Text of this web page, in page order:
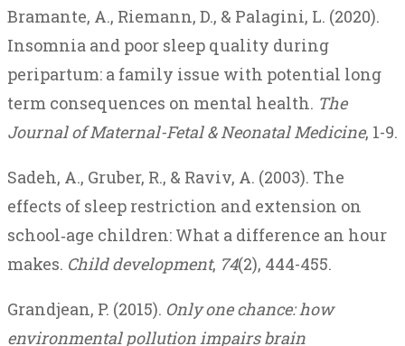
Bramante, A., Riemann, D., & Palagini, L. (2020).
Insomnia and poor sleep quality during
peripartum: a family issue with potential long
term consequences on mental health. The
Journal of Maternal-Fetal & Neonatal Medicine, 1-9.
Sadeh, A., Gruber, R., & Raviv, A. (2003). The
effects of sleep restriction and extension on
school‐age children: What a difference an hour
makes. Child development, 74(2), 444-455.
Grandjean, P. (2015). Only one chance: how
environmental pollution impairs brain